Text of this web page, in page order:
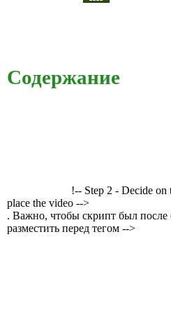
Содержание
!-- Step 2 - Decide on
place the video -->
. Важно, чтобы скрипт был
разместить перед тегом -->